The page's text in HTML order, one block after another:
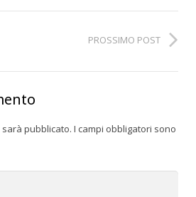
PROSSIMO POST
pubblicato. I campi obbligatori sono